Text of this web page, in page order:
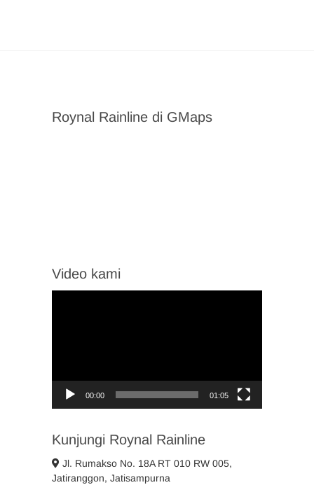
Roynal Rainline di GMaps
Video kami
00:00 01:05
Kunjungi Roynal Rainline
Jl. Rumakso No. 18A RT 010 RW 005,
Jatiranggon, Jatisampurna